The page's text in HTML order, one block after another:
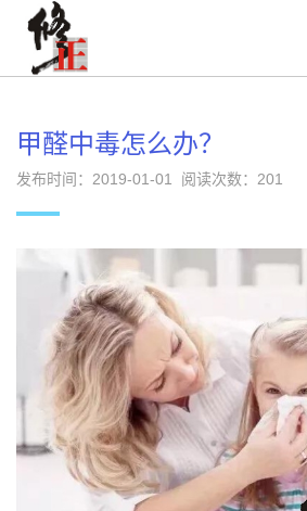
甲醛中毒怎么办？
发布时间：2019-01-01 阅读次数： 201